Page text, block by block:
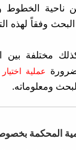
ناحية الخطوط
البحث وفقاً لهذه
مختلفة بين
عملية
ومعلوماته.
المحكمة